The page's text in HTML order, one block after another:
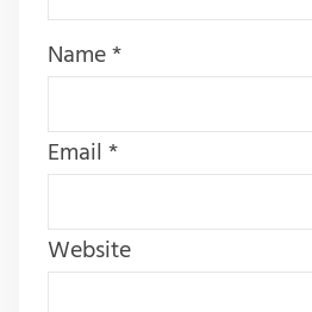
Name*
Email*
Website